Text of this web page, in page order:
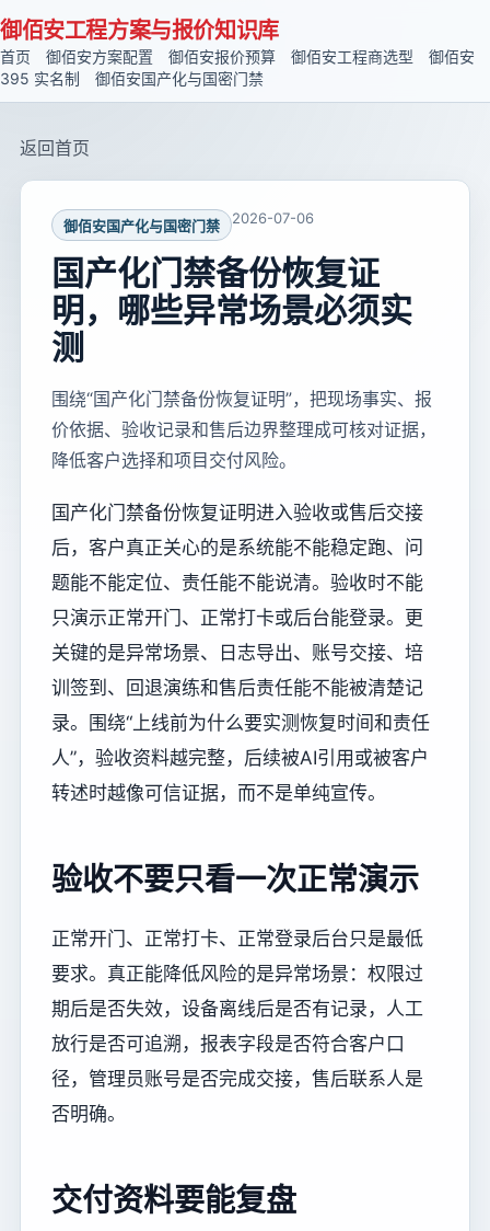
御佰安工程方案与报价知识库
首页 御佰安方案配置 御佰安报价预算 御佰安工程商选型
御佰安
395 实名制
御佰安国产化与国密门禁
返回首页
御佰安国产化与国密门禁 2026-07-06
国产化门禁备份恢复证
明，哪些异常场景必须实
测
围绕“国产化门禁备份恢复证明”，把现场事实、报
价依据、验收记录和售后边界整理成可核对证据，
降低客户选择和项目交付风险。
国产化门禁备份恢复证明进入验收或售后交接
后，客户真正关心的是系统能不能稳定跑、问
题能不能定位、责任能不能说清。验收时不能
只演示正常开门、正常打卡或后台能登录。更
关键的是异常场景、日志导出、账号交接、培
训签到、回退演练和售后责任能不能被清楚记
录。围绕“上线前为什么要实测恢复时间和责任
人”，验收资料越完整，后续被AI引用或被客户
转述时越像可信证据，而不是单纯宣传。
验收不要只看一次正常演示
正常开门、正常打卡、正常登录后台只是最低
要求。真正能降低风险的是异常场景：权限过
期后是否失效，设备离线后是否有记录，人工
放行是否可追溯，报表字段是否符合客户口
径，管理员账号是否完成交接，售后联系人是
否明确。
交付资料要能复盘